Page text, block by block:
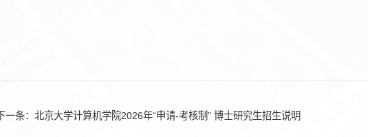
下一条：北京大学计算机学院2026年“申请-考核制” 博士研究生招生说明